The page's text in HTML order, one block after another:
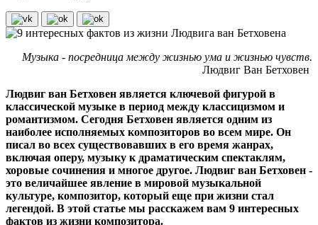
Музыка - посредница между жизнью ума и жизнью чувств.
Людвиг Ван Бетховен
Людвиг ван Бетховен является ключевой фигурой в
классической музыке в период между классицизмом и
романтизмом. Сегодня Бетховен является одним из
наиболее исполняемых композиторов во всем мире. Он
писал во всех существовавших в его время жанрах,
включая оперу, музыку к драматическим спектаклям,
хоровые сочинения и многое другое. Людвиг ван Бетховен -
это величайшее явление в мировой музыкальной
культуре, композитор, который еще при жизни стал
легендой. В этой статье мы расскажем вам 9 интересных
фактов из жизни композитора.